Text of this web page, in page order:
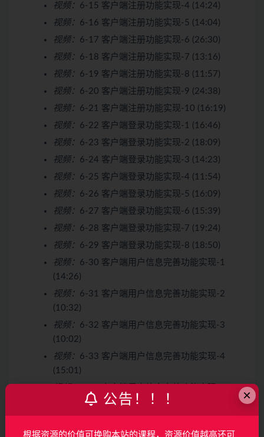
视频： 6-15 客户端注册功能实现-4 (14:24)
视频： 6-16 客户端注册功能实现-5 (14:04)
视频： 6-17 客户端注册功能实现-6 (26:30)
视频： 6-18 客户端注册功能实现-7 (13:16)
视频： 6-19 客户端注册功能实现-8 (11:57)
视频： 6-20 客户端注册功能实现-9 (24:38)
视频： 6-21 客户端注册功能实现-10 (16:19)
视频： 6-22 客户端登录功能实现-1 (16:46)
视频： 6-23 客户端登录功能实现-2 (18:09)
视频： 6-24 客户端登录功能实现-3 (14:23)
视频： 6-25 客户端登录功能实现-4 (11:54)
视频： 6-26 客户端登录功能实现-5 (16:09)
视频： 6-27 客户端登录功能实现-6 (15:39)
视频： 6-28 客户端登录功能实现-7 (19:24)
视频： 6-29 客户端登录功能实现-8 (18:50)
视频： 6-30 客户端用户信息完善功能实现-1
(14:26)
视频： 6-31 客户端用户信息完善功能实现-2
(10:32)
视频： 6-32 客户端用户信息完善功能实现-3
(10:02)
视频： 6-33 客户端用户信息完善功能实现-4
(15:01)
(08:01)
×
公告！！！
根据资源的价值可换购本站的课程，资源价值越高还可